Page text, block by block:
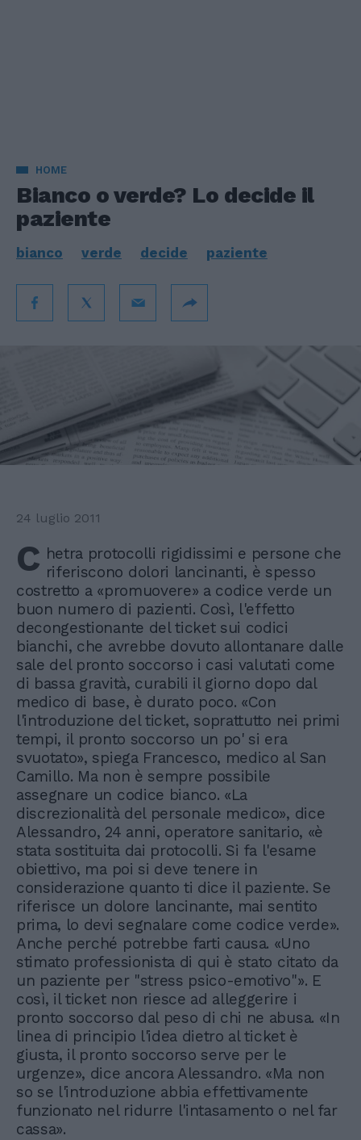
HOME
Bianco o verde? Lo decide il
paziente
bianco verde decide paziente
24 luglio 2011
C hetra protocolli rigidissimi e persone che
riferiscono dolori lancinanti, è spesso
costretto a «promuovere» a codice verde un
buon numero di pazienti. Così, l'effetto
decongestionante del ticket sui codici
bianchi, che avrebbe dovuto allontanare dalle
sale del pronto soccorso i casi valutati come
di bassa gravità, curabili il giorno dopo dal
medico di base, è durato poco. «Con
l'introduzione del ticket, soprattutto nei primi
tempi, il pronto soccorso un po' si era
svuotato», spiega Francesco, medico al San
Camillo. Ma non è sempre possibile
assegnare un codice bianco. «La
discrezionalità del personale medico», dice
Alessandro, 24 anni, operatore sanitario, «è
stata sostituita dai protocolli. Si fa l'esame
obiettivo, ma poi si deve tenere in
considerazione quanto ti dice il paziente. Se
riferisce un dolore lancinante, mai sentito
prima, lo devi segnalare come codice verde».
Anche perché potrebbe farti causa. «Uno
stimato professionista di qui è stato citato da
un paziente per "stress psico-emotivo"». E
così, il ticket non riesce ad alleggerire i
pronto soccorso dal peso di chi ne abusa. «In
linea di principio l'idea dietro al ticket è
giusta, il pronto soccorso serve per le
urgenze», dice ancora Alessandro. «Ma non
so se l'introduzione abbia effettivamente
funzionato nel ridurre l'intasamento o nel far
cassa».